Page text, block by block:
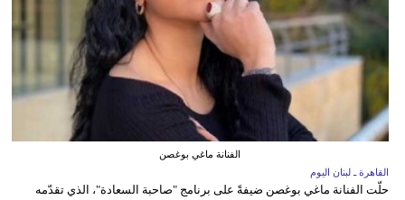
الفنانة ماغي بوغصن
القاهرة ـ لبنان اليوم
حلّت الفنانة ماغي بوغصن ضيفةً على برنامج "صاحبة السعادة"، الذي تقدّمه